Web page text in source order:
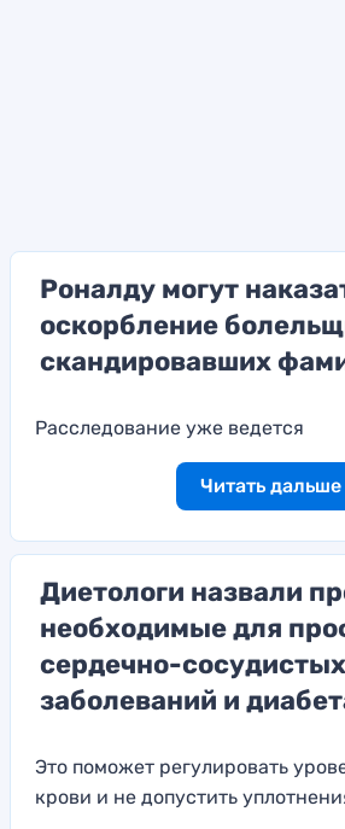
Роналду могут
оскорбление
скандировавших
Расследование уже ведется
Читать дальше
Диетологи назвали
необходимые для
сердечно-сосудистых
заболеваний и
Это поможет регулировать
крови и не допустить